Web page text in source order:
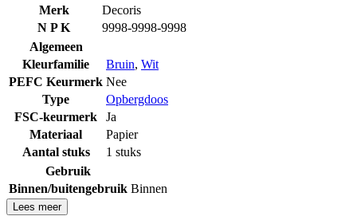
Merk
Decoris
N P K
9998-9998-9998
Algemeen
Kleurfamilie
Bruin, Wit
PEFC Keurmerk Nee
Type
Opbergdoos
FSC-keurmerk
Ja
Materiaal
Papier
Aantal stuks
1 stuks
Gebruik
Binnen/buitengebruik Binnen
Lees meer